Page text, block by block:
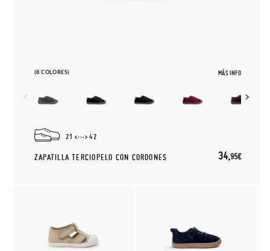
(8 COLORES) MÁS INFO
21 42
ZAPATILLA TERCIOPELO CON CORDONES 34,95€